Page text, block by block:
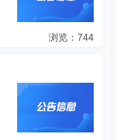
浏览：744